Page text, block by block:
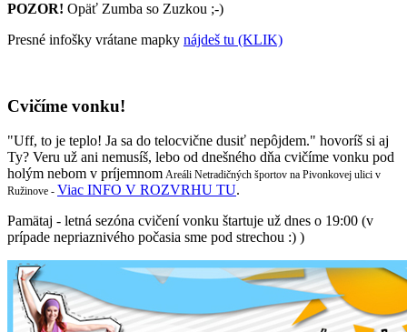
POZOR! Opäť Zumba so Zuzkou ;-)
Presné infošky vrátane mapky nájdeš tu (KLIK)
Cvičíme vonku!
"Uff, to je teplo! Ja sa do telocvične dusiť nepôjdem." hovoríš si aj
Ty? Veru už ani nemusíš, lebo od dnešného dňa cvičíme vonku pod
holým nebom v príjemnom Areáli Netradičných športov na Pivonkovej ulici v
Ružinove - Viac INFO V ROZVRHU TU.
Pamätaj - letná sezóna cvičení vonku štartuje už dnes o 19:00 (v
prípade nepriaznivého počasia sme pod strechou :) )